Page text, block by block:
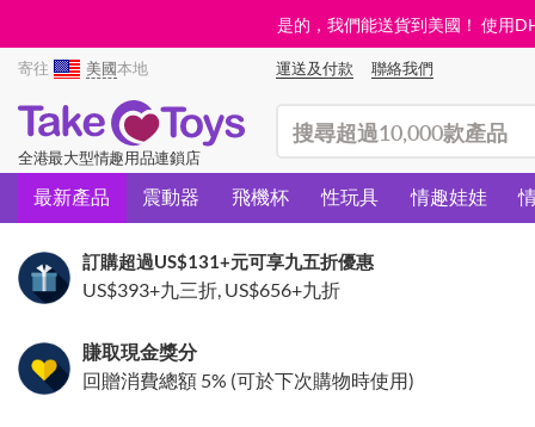
是的，我們能送貨到美國！ 使用
寄往 美國本地 運送及付款 聯絡我們
全港最大型情趣用品連鎖店
最新產品 震動器 飛機杯 性玩具 情趣娃娃
訂購超過US$131+元可享九五折優惠
US$393+九三折, US$656+九折
賺取現金獎分
回贈消費總額 5% (可於下次購物時使用)